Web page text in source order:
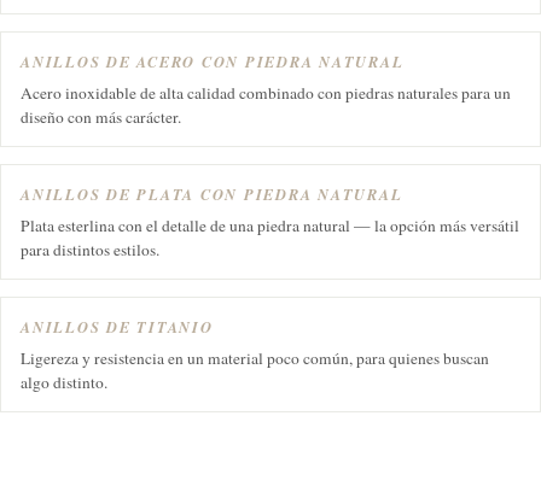
ANILLOS DE ACERO CON PIEDRA NATURAL
Acero inoxidable de alta calidad combinado con piedras naturales para un
diseño con más carácter.
ANILLOS DE PLATA CON PIEDRA NATURAL
Plata esterlina con el detalle de una piedra natural — la opción más versátil
para distintos estilos.
ANILLOS DE TITANIO
Ligereza y resistencia en un material poco común, para quienes buscan
algo distinto.